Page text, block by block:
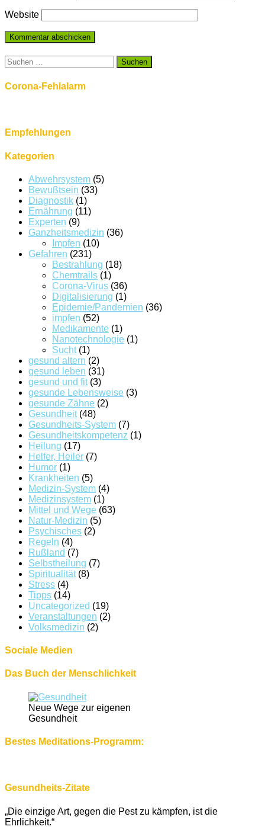
Website
Suchen
nach:
Corona-Fehlalarm
Empfehlungen
Kategorien
Abwehrsystem (5)
Bewußtsein (33)
Diagnostik (1)
Ernährung (11)
Experten (9)
Ganzheitsmedizin (36)
Impfen (10)
Gefahren (231)
Bestrahlung (18)
Chemtrails (1)
Corona-Virus (36)
Digitalisierung (1)
Epidemie/Pandemien (36)
impfen (52)
Medikamente (1)
Nanotechnologie (1)
Sucht(1)
gesund altern (2)
gesund leben (31)
gesund und fit(3)
gesunde Lebensweise (3)
gesunde Zähne (2)
Gesundheit(48)
Gesundheits-System (7)
Gesundheitskompetenz (1)
Heilung (17)
Helfer, Heiler (7)
Humor (1)
Krankheiten (5)
Medizin-System (4)
Medizinsystem (1)
Mittel und Wege (63)
Natur-Medizin (5)
Psychisches (2)
Regeln (4)
Rußland (7)
Selbstheilung (7)
Spiritualität(8)
Stress (4)
Tipps (14)
Uncategorized (19)
Veranstaltungen (2)
Volksmedizin (2)
Sociale Medien
Das Buch der Menschlichkeit
Neue Wege zur eigenen
Gesundheit
Bestes Meditations-Programm:
Gesundheits-Zitate
„Die einzige Art, gegen die Pest zu kämpfen, ist die
Ehrlichkeit.“